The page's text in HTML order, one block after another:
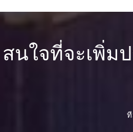
สนใจที่จะเพิ่ม